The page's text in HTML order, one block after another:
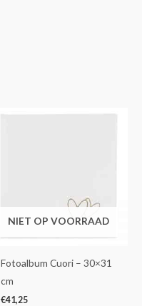
NIET OP VOORRAAD
Fotoalbum Cuori – 30×31
cm
€41,25